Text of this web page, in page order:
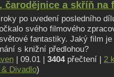
čarodějnice a skříň na
po uvedení posledního
svého filmového
fantastiky. Jaký film
s knižní předlohou?
| 09.01 | 3404přečtení | 2
Divadlo)